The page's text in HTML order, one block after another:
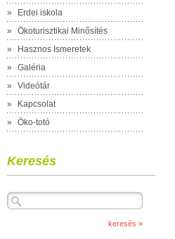
»
Erdei iskola
»
Ökoturisztikai Minősítés
»
Hasznos Ismeretek
»
Galéria
»
Videótár
»
Kapcsolat
»
Öko-totó
Keresés